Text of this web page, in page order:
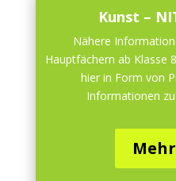
Kunst –
Nähere
Hauptfächern ab Klasse
hier in Form von
Informationen